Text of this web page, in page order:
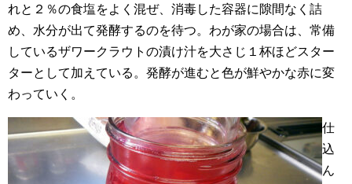
れと２％の食塩をよく混ぜ、消毒した容器に隙間なく詰
め、水分が出て発酵するのを待つ。わが家の場合は、常備
しているザワークラウトの漬け汁を大さじ１杯ほどスター
ターとして加えている。発酵が進むと色が鮮やかな赤に変
わっていく。
仕
込
ん